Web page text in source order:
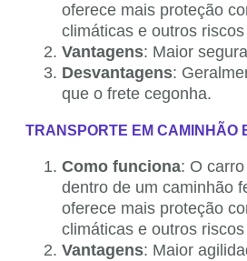
oferece mais proteção
climáticas e outros
Vantagens: Maior
Desvantagens:
que o frete cegonha.
TRANSPORTE EM CAMINHÃO
Como funciona: O
dentro de um caminhão
oferece mais proteção
climáticas e outros
Vantagens: Maior